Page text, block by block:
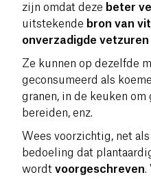
zijn omdat deze beter
uitstekende bron van
onverzadigde vetzuren
Ze kunnen op dezelfde
geconsumeerd als
granen, in de keuken
bereiden, enz.
Wees voorzichtig, net
bedoeling dat
wordt voorgeschreven.